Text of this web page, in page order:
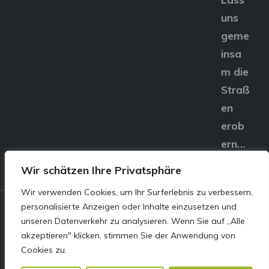
Wir schätzen Ihre Privatsphäre
Wir verwenden Cookies, um Ihr Surferlebnis zu verbessern,
personalisierte Anzeigen oder Inhalte einzusetzen und
unseren Datenverkehr zu analysieren. Wenn Sie auf „Alle
akzeptieren" klicken, stimmen Sie der Anwendung von
Cookies zu.
uns
geme
insa
m die
Straß
en
erob
ern…
© E&S Motors GmbH,
Linzer Straße 83 4240
Freistadt